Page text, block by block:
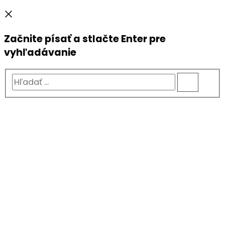
Začnite písať a stlačte Enter pre
vyhľadávanie
Hľadať
...